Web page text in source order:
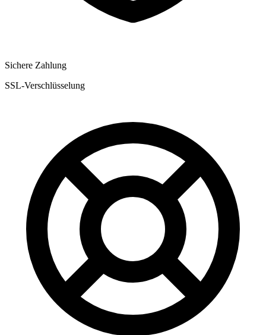
Sichere Zahlung
SSL-Verschlüsselung